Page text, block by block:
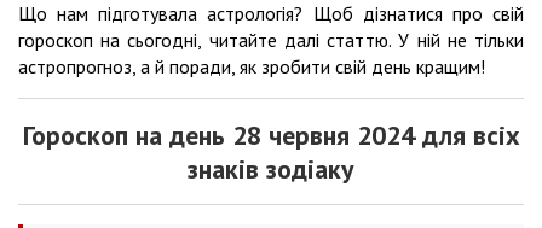
Що нам підготувала астрологія? Щоб дізнатися про свій
гороскоп на сьогодні, читайте далі статтю. У ній не тільки
астропрогноз, а й поради, як зробити свій день кращим!
Гороскоп на день 28 червня 2024 для всіх
знаків зодіаку